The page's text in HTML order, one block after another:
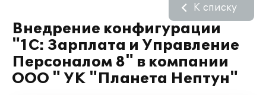
Внедрение конфигурации
"1С: Зарплата и Управление
Персоналом 8" в компании
ООО " УК "Планета Нептун"
К списку